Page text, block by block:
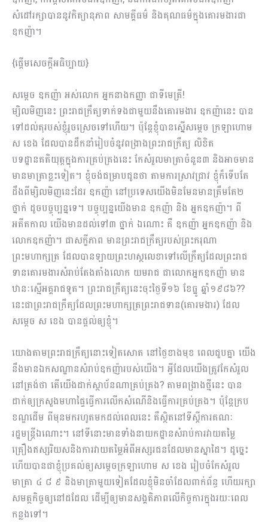
សំដៅរក្សាបាននូវកិត្យានុភាព សាមគ្គីធម៌ និងគុណធម៌ក្នុងគោរមងារជា
ឧកញ៉ា។
{ផ្ដើមសេចក្ដីអធិប្បាយ}
សម្ដេច ឧកញ៉ា អស់លោក អ្នកនាងកញ្ញា ជាទីមេត្រី!
ម្សិលមិញនេះ ព្រះរាជក្រឹត្យទាក់ទងជាមួយនឹងគោរមងារ ឧកញ៉ានេះ បាន
ទៅដល់តុរបស់ខ្ញុំរួចស្រេចទៅហើយ។ ប៉ុន្ដែខ្ញុំបានស្នើសម្ដេច ក្រឡាហោម
ស ខេង ដែលបានដឹកនាំរៀបចំនូវពង្រាងព្រះរាជក្រឹត្យ លិខិត
បទដ្ឋានគតិយុត្ដក្នុងការគ្រប់គ្រងនេះ កែសំរួលមាត្រាចំនួន៣ និងអាចមាន
មានមាត្រាខ្លះទៀត។ ខ្ញុំចង់ជម្រាបជូនថា តាមការស្រាវជ្រាវ ខ្ញុំក៏ទើបតែ
ដឹងពីម្សិលមិញនេះដែរ ឧកញ៉ា នៅប្រទេសយើងមិនមែនមានត្រឹមតែ២
ថ្នាក់ ដូចបច្ចុប្បន្នទេ។ បច្ចុប្បន្នយើងមាន ឧកញ៉ា និង អ្នកឧកញ៉ា។ ពី
អតីតកាល យើងមានដល់ទៅ៣ ថ្នាក់ ឯណោះ គឺ ឧកញ៉ា អ្នកឧកញ៉ា និង
លោកឧកញ៉ា។ ជាសក្ខីភាព មានព្រះរាជក្រឹត្យរបស់ព្រះករុណា
ព្រះមហាក្សត្រ ដែលបានឡាយព្រះហស្ថលេខាទៅលើក្រឹត្យដែលព្រះរាជ
ទានគោរមងារសំរាប់តែងតាំងលោក យមរាជ ជាលោកអ្នកឧកញ៉ា មាន
ឋានៈស្មើអគ្គរាជទូត។ ព្រះរាជក្រឹត្យនេះចុះថ្ងៃទី១៦ ខែធ្នូ ឆ្នាំ១៩៨៦??
នេះជាព្រះរាជក្រឹត្យដែលព្រះមហាក្សត្រព្រះរាជទាន(គោរមងារ) ដែល
សម្ដេច ស ខេង បានផ្ដល់ឲ្យខ្ញុំ។
យោងតាមព្រះរាជក្រឹត្យនោះទៀតសោត នៅថ្ងៃខាងមុខ ពេលជួបគ្នា យើង
នឹងមានឯកសណ្ឋានសំរាប់ឧកញ៉ារបស់យើង។ អ្វីដែលយើងត្រូវកែសំរួល
នៅត្រង់ថា តើយើងដាក់ស្ថាប័នណាគ្រប់គ្រង? តាមពង្រាងថ្មីនេះ បាន
ដាក់ឲ្យក្រសួងមហាផ្ទៃធ្វើការលើកសំណើនិងធ្វើការគ្រប់គ្រង។ ប៉ុន្ដែក្រប
ខណ្ឌដើម ពីមុនមករហូតមកដល់ពេលនេះ គឺស្ថិតនៅទីស្ដីការគណៈ
រដ្ឋមន្ដ្រីឯណោះ។ នៅទីនោះមានទាំងនាយកដ្ឋានសំរាប់ការវាយតម្លៃ
គ្រឿងឥស្សរិយសនិងការវាយតម្លៃអំពីអស្សរជនដែលមានស្នាដៃ។ ដូច្នេះ
ហើយបានជាខ្ញុំប្រគល់ឲ្យសម្ដេចក្រឡាហោម ស ខេង រៀបចំកែសំរួល
មាត្រា ៤ ៨ ៩ និងមាត្រាមួយទៀតដែលខ្ញុំមិនចាំដែលពាក់ព័ន្ធ ហើយរក្សា
សមត្ថកិច្ចឲ្យនៅដដែល ដើម្បីឲ្យមានសង្គតិភាពលើកិច្ចការក្នុងរយៈពេល
កន្លងទៅ។